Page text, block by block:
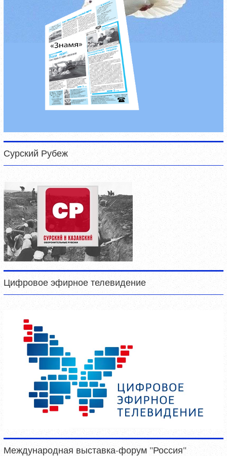
Сурский Рубеж
Цифровое эфирное телевидение
Международная выставка-форум "Россия"